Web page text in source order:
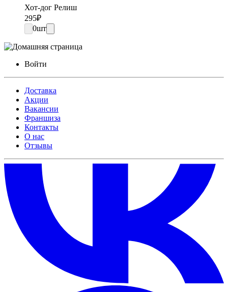
Хот-дог Релиш
295₽
0шт
Войти
Доставка
Акции
Вакансии
Франшиза
Контакты
О нас
Отзывы